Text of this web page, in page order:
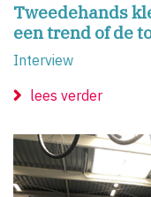
Tweedehands
een trend of de
Interview
lees verder